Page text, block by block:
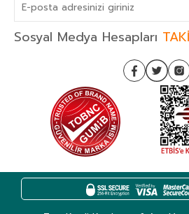
Sosyal Medya Hesapları